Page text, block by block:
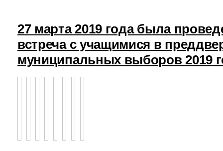
27 марта 2019 года была
встреча с учащимися в
муниципальных выборов 2019